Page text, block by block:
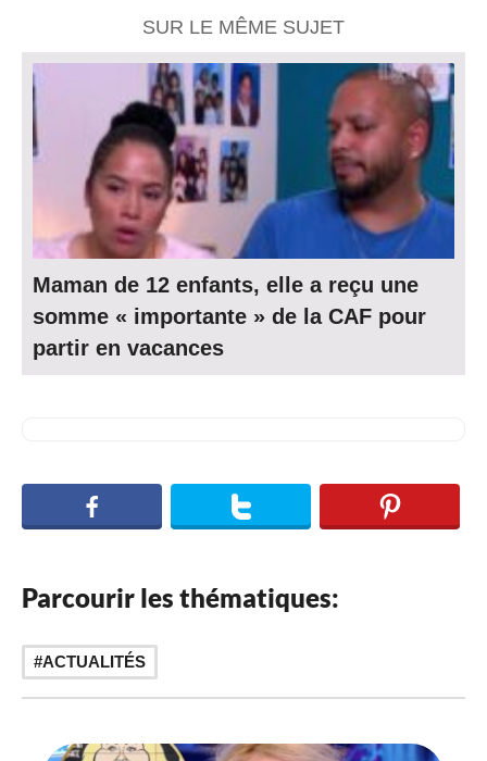
SUR LE MÊME SUJET
Maman de 12 enfants, elle a reçu une
somme « importante » de la CAF pour
partir en vacances
Parcourir les thématiques:
ACTUALITÉS